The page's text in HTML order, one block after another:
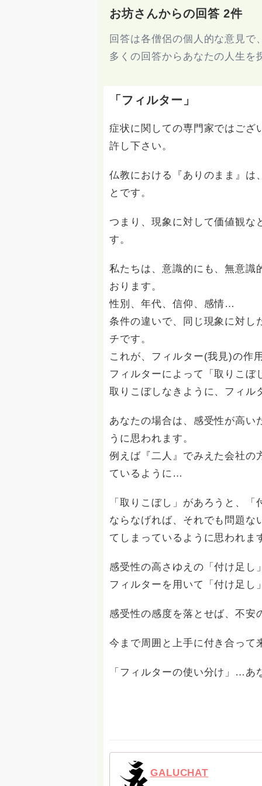
お坊さんからの回答 2件
回答は各僧侶の個人的な意見
多くの回答からあなたの人生を
「フィルター」
症状に関しての専門家ではござ
許し下さい。
仏教における『ありのまま』は
とです。
つまり、現象に対して価値観な
す。
私たちは、意識的にも、無意識
おります。
性別、年代、信仰、感情…
条件の違いで、同じ現象に対し
チです。
これが、フィルター(我見)の作
フィルターによって「取りこぼ
取りこぼしなきように、フィル
あなたの場合は、感受性が高い
うに思われます。
例えば『二人』でみえた会社の
ているように…
「取りこぼし」があろうと、
ならなげれば、それでも問題な
てしまっているように思われま
感受性の高さゆえの「付け足し
フィルターを用いて「付け足し
感受性の感度を落とせば、不安
今まで周囲と上手に付き合っ
「フィルターの使い分け」…
GALUCHAT